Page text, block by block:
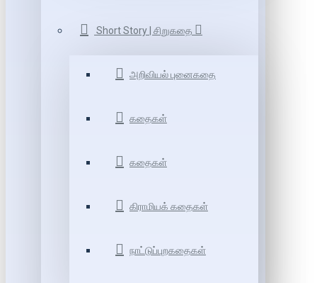
Short Story | சிறுகதை
அறிவியல் புனைகதை
கதைகள்
கதைகள்
கிராமியக் கதைகள்
நாட்டுப்புறகதைகள்